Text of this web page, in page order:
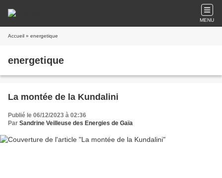
MENU
Accueil » energetique
energetique
La montée de la Kundalini
Publié le 06/12/2023 à 02:36
Par Sandrine Veilleuse des Energies de Gaïa